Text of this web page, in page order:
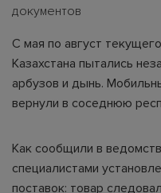
документов
С мая по август
Казахстана пытались
арбузов и дынь.
вернули в соседнюю
Как сообщили в
специалистами
поставок: товар